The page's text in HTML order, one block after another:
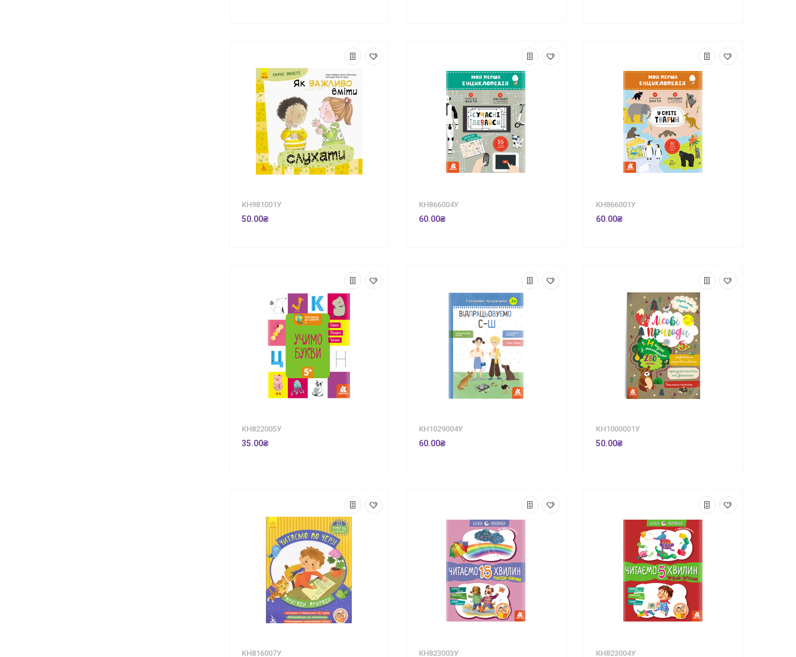
КН981001У
50.00₴
КН866004У
60.00₴
КН866001У
60.00₴
КН822005У
35.00₴
КН1029004У
60.00₴
КН1000001У
50.00₴
КН816007У КН823003У КН823004У